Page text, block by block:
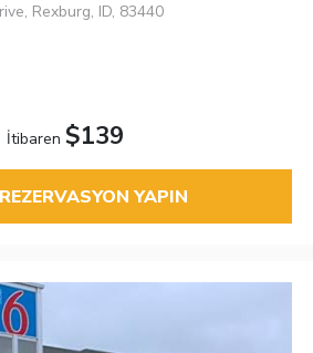
Rexburg, ID, 83440
İtibaren $139
YAPIN